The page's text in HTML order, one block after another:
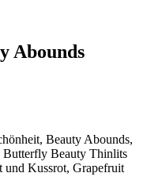
Abounds